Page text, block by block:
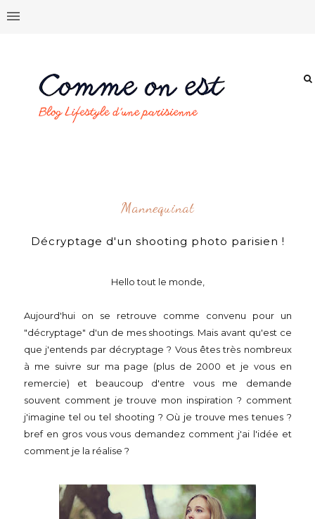
Mannequinat
Décryptage d'un shooting photo parisien !
Hello tout le monde,
Aujourd'hui on se retrouve comme convenu pour un
"décryptage" d'un de mes shootings. Mais avant qu'est ce
que j'entends par décryptage ? Vous êtes très nombreux
à me suivre sur ma page (plus de 2000 et je vous en
remercie) et beaucoup d'entre vous me demande
souvent comment je trouve mon inspiration ? comment
j'imagine tel ou tel shooting ? Où je trouve mes tenues ?
bref en gros vous vous demandez comment j'ai l'idée et
comment je la réalise ?